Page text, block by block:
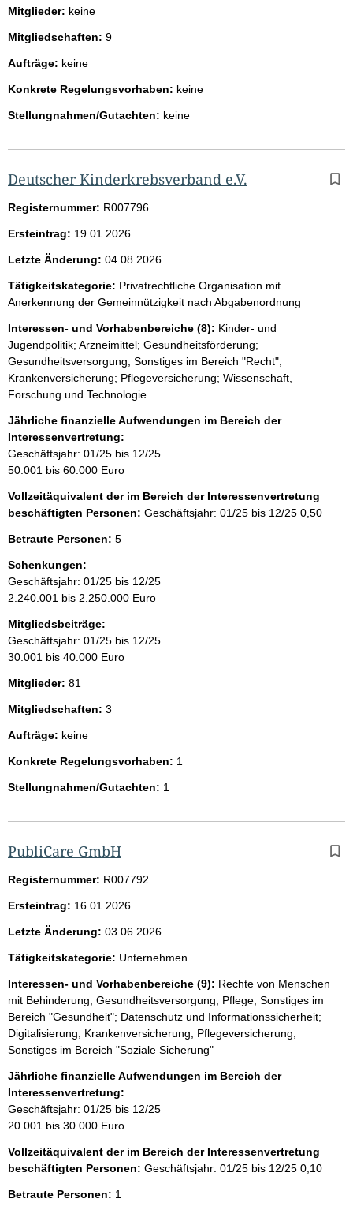
Mitglieder: keine
Mitgliedschaften: 9
Aufträge: keine
Konkrete Regelungsvorhaben: keine
Stellungnahmen/Gutachten: keine
Deutscher Kinderkrebsverband e.V.
Registernummer: R007796
Ersteintrag: 19.01.2026
Letzte Änderung: 04.08.2026
Tätigkeitskategorie: Privatrechtliche Organisation mit
Anerkennung der Gemeinnützigkeit nach Abgabenordnung
Interessen- und Vorhabenbereiche (8): Kinder- und
Jugendpolitik; Arzneimittel; Gesundheitsförderung;
Gesundheitsversorgung; Sonstiges im Bereich "Recht";
Krankenversicherung; Pflegeversicherung; Wissenschaft,
Forschung und Technologie
Jährliche finanzielle Aufwendungen im Bereich der
Interessenvertretung:
Geschäftsjahr: 01/25 bis 12/25
50.001 bis 60.000 Euro
Vollzeitäquivalent der im Bereich der Interessenvertretung
beschäftigten Personen: Geschäftsjahr: 01/25 bis 12/25 0,50
Betraute Personen: 5
Schenkungen:
Geschäftsjahr: 01/25 bis 12/25
2.240.001 bis 2.250.000 Euro
Mitgliedsbeiträge:
Geschäftsjahr: 01/25 bis 12/25
30.001 bis 40.000 Euro
Mitglieder: 81
Mitgliedschaften: 3
Aufträge: keine
Konkrete Regelungsvorhaben: 1
Stellungnahmen/Gutachten: 1
PubliCare GmbH
Registernummer: R007792
Ersteintrag: 16.01.2026
Letzte Änderung: 03.06.2026
Tätigkeitskategorie: Unternehmen
Interessen- und Vorhabenbereiche (9): Rechte von Menschen
mit Behinderung; Gesundheitsversorgung; Pflege; Sonstiges im
Bereich "Gesundheit"; Datenschutz und Informationssicherheit;
Digitalisierung; Krankenversicherung; Pflegeversicherung;
Sonstiges im Bereich "Soziale Sicherung"
Jährliche finanzielle Aufwendungen im Bereich der
Interessenvertretung:
Geschäftsjahr: 01/25 bis 12/25
20.001 bis 30.000 Euro
Vollzeitäquivalent der im Bereich der Interessenvertretung
beschäftigten Personen: Geschäftsjahr: 01/25 bis 12/25 0,10
Betraute Personen: 1